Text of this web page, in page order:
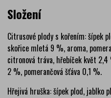
Složení
Citrusové plody s kořením: šípek
skořice mletá 9 %, aroma,
citronová tráva, hřebíček květ
2 %, pomerančová šťáva 0,1 %.
Hřejivá hruška: šípek plod, jablko